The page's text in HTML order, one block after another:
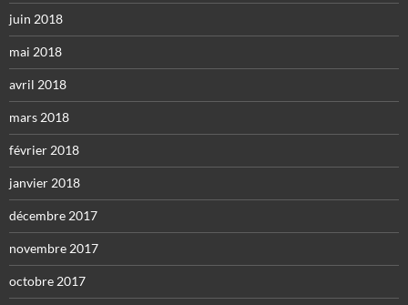
juin 2018
mai 2018
avril 2018
mars 2018
février 2018
janvier 2018
décembre 2017
novembre 2017
octobre 2017